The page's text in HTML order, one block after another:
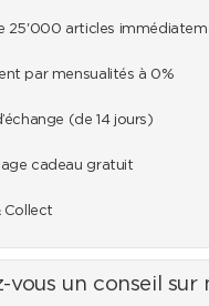
25'000 articles
par mensualités à 0%
(de 14 jours)
cadeau gratuit
Collect
vous un conseil sur